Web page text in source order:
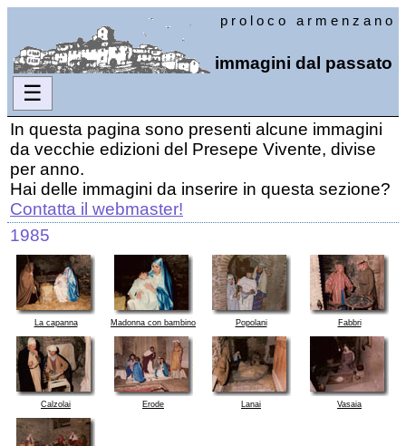
p r o l o c o a r m e n z a n o
immagini dal passato
☰
In questa pagina sono presenti alcune immagini
da vecchie edizioni del Presepe Vivente, divise
per anno.
Hai delle immagini da inserire in questa sezione?
Contatta il webmaster!
1985
La capanna Madonna con bambino Popolani Fabbri
Calzolai Erode Lanai Vasaia